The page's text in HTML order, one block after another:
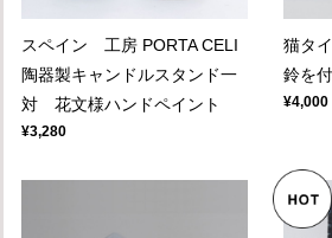
スペイン 工房 PORTA CELI
陶器製キャンドルスタンド一
対 花文様ハンドペイント
¥3,280
猫タ
鈴を
¥4,000